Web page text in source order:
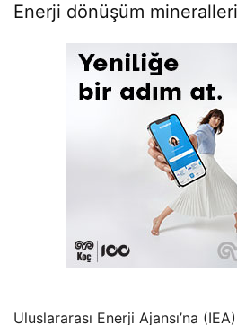
Enerji dönüşüm
Uluslararası Enerji Ajansı’na